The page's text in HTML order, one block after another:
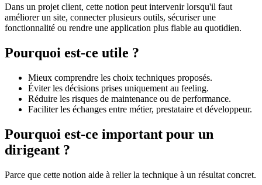
Dans un projet client, cette notion peut intervenir lorsqu'il faut
améliorer un site, connecter plusieurs outils, sécuriser une
fonctionnalité ou rendre une application plus fiable au quotidien.
Pourquoi est-ce utile ?
Mieux comprendre les choix techniques proposés.
Éviter les décisions prises uniquement au feeling.
Réduire les risques de maintenance ou de performance.
Faciliter les échanges entre métier, prestataire et développeur.
Pourquoi est-ce important pour un
dirigeant ?
Parce que cette notion aide à relier la technique à un résultat concret.